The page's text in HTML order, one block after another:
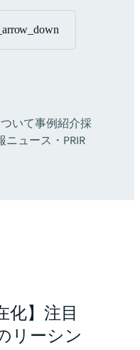
いて事例紹介採
ニュース・PRIR
化】注目
リーシン